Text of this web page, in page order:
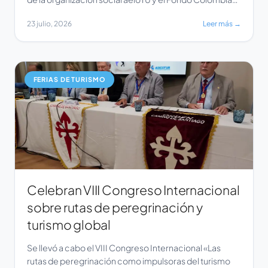
municipios priorizados por el Programa de Desarrollo
con Enfoque Territorial (PDET) en los departamentos
23 julio, 2026 Leer más →
FERIAS DE TURISMO
Celebran VIII Congreso Internacional
sobre rutas de peregrinación y
turismo global
Se llevó a cabo el VIII Congreso Internacional «Las
rutas de peregrinación como impulsoras del turismo